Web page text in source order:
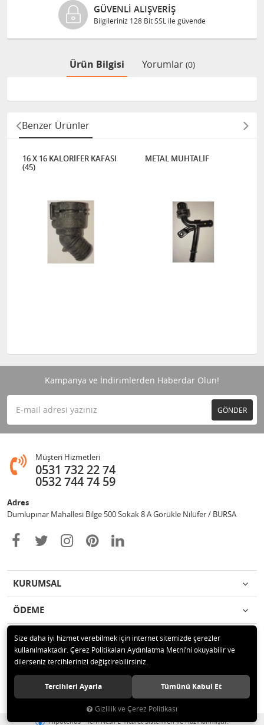
GÜVENLI ALIŞVERIŞ
Bilgileriniz 128 Bit SSL ile güvende
Ürün Bilgisi Yorumlar (0)
Benzer Ürünler
16 X 16 KALORİFER KAFASI
(45)
METAL MUHTALİF
Kampanya ve İndirimlerden Haberdar Olun!
GÖNDER
Müşteri Hizmetleri
0531 732 22 74
0532 744 74 59
Adres
Dumlupınar Mahallesi Bilge 500 Sokak 8 A Görükle Nilüfer / BURSA
KURUMSAL
ÖDEME
İLETİŞİM
© 2020 MAG OTOMOTİV Tüm hakları saklıdır.
Hipotenüs Yeni Nesil E-Ticaret Sistemleri ile Hazırlanmıştır.
Size daha iyi hizmet verebilmek için internet sitemizde çerezler
kullanılmaktadır. Çerez Politikaları Aydınlatma Metni’ni okuyabilir ve
dilerseniz tercihlerinizi değiştirebilirsiniz.
Tercihleri Ayarla Tümünü Kabul Et
Gizlilik ve Çerez Politikası